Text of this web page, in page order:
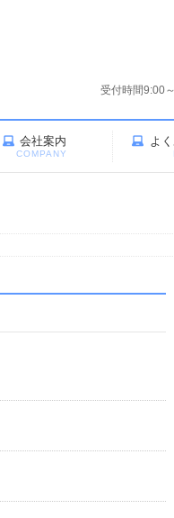
受付時間9:00
会社案内
COMPANY
よ